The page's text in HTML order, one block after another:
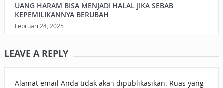
UANG HARAM BISA MENJADI HALAL JIKA SEBAB
KEPEMILIKANNYA BERUBAH
Februari 24, 2025
LEAVE A REPLY
Alamat email Anda tidak akan dipublikasikan. Ruas yang